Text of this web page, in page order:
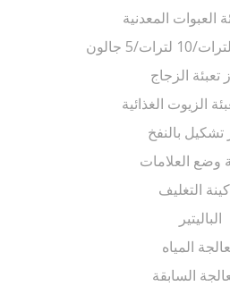
المعدنية
الزجاج
الغذائية
بالنفخ